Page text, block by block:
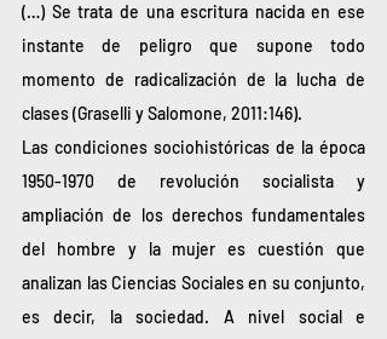
(…) Se trata de una escritura nacida en ese
instante de peligro que supone todo
momento de radicalización de la lucha de
clases (Graselli y Salomone, 2011:146).
Las condiciones sociohistóricas de la época
1950-1970 de revolución socialista y
ampliación de los derechos fundamentales
del hombre y la mujer es cuestión que
analizan las Ciencias Sociales en su conjunto,
es decir, la sociedad. A nivel social e